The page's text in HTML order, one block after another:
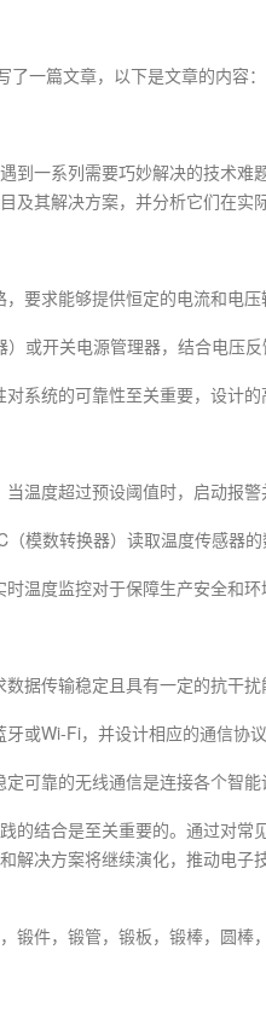
一篇文章，以下是文章的内容：
到一系列需要巧妙解决的技术
其解决方案，并分析它们在实
要求能够提供恒定的电流和电压
或开关电源管理器，结合电压
系统的可靠性至关重要，设计
温度超过预设阈值时，启动报警
模数转换器）读取温度传感器
温度监控对于保障生产安全和
据传输稳定且具有一定的抗干扰
或Wi-Fi，并设计相应的通信协
可靠的无线通信是连接各个智
的结合是至关重要的。通过对
解决方案将继续演化，推动电
锻件，锻管，锻板，锻棒，圆